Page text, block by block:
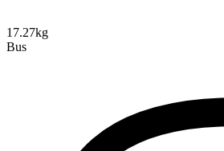
17.27kg
Bus